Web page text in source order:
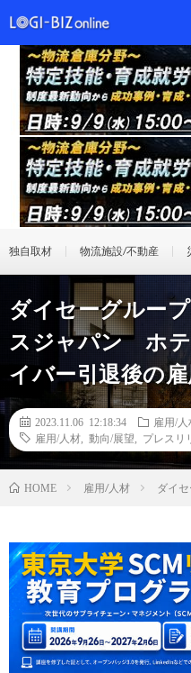
独自取材 物流施設/不動産
ダイセーグルー
スジャパン ホテ
イバー引退後の
2023.11.06 12:18:34
雇用/人
雇用/人材
動向/展望 プレスリ
HOME 雇用/人材 ダイ